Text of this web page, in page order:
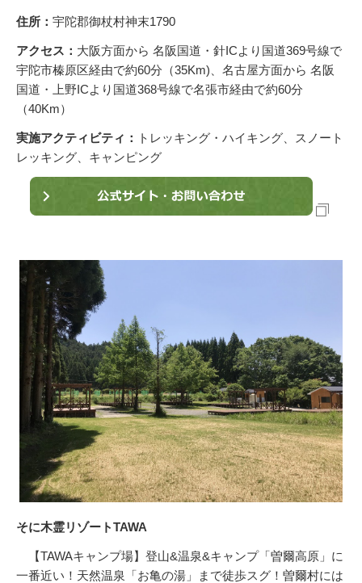
住所： 宇陀郡御杖村神末1790
アクセス： 大阪方面から 名阪国道・針ICより国道369号線で
宇陀市榛原区経由で約60分（35Km)、名古屋方面から 名阪
国道・上野ICより国道368号線で名張市経由で約60分
（40Km）
実施アクティビティ：
トレッキング・ハイキング、スノート
レッキング、キャンピング
そに木霊リゾートTAWA
【TAWAキャンプ場】登山&温泉&キャンプ「曽爾高原」に
一番近い！天然温泉「お亀の湯」まで徒歩スグ！曽爾村には